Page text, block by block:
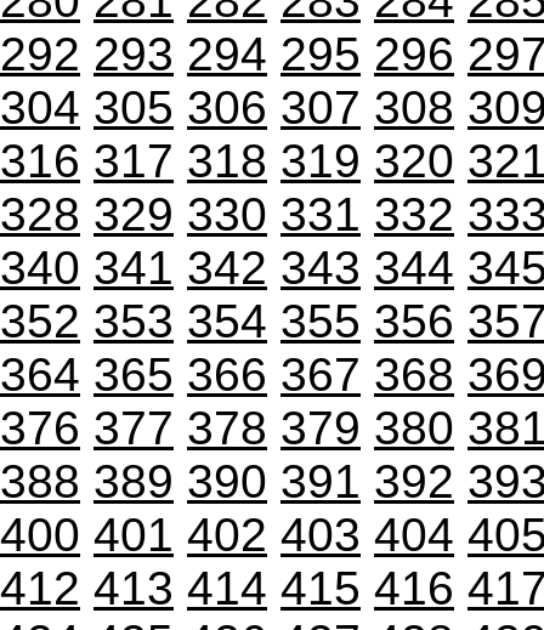
292 293 294 295 296
304 305 306 307 308
316 317 318 319 320
328 329 330 331 332
340 341 342 343 344
352 353 354 355 356
364 365 366 367 368
376 377 378 379 380
388 389 390 391 392
400 401 402 403 404
412 413 414 415 416